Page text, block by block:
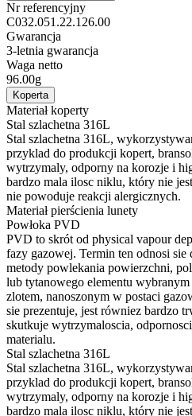
Nr referencyjny
C032.051.22.126.00
Gwarancja
3-letnia gwarancja
Waga netto
96.00g
Koperta
Materiał koperty
Stal szlachetna 316L
Stal szlachetna 316L,
przyklad do produkcji kopert,
wytrzymaly, odporny na korozje i
bardzo mala ilosc niklu, który nie
nie powoduje reakcji alergicznych.
Materiał pierścienia lunety
Powłoka PVD
PVD to skrót od physical vapour
fazy gazowej. Termin ten odnosi
metody powlekania powierzchni,
lub tytanowego elementu
zlotem, nanoszonym w postaci
sie prezentuje, jest równiez bardzo
skutkuje wytrzymaloscia,
materialu.
Stal szlachetna 316L
Stal szlachetna 316L,
przyklad do produkcji kopert,
wytrzymaly, odporny na korozje i
bardzo mala ilosc niklu, który nie